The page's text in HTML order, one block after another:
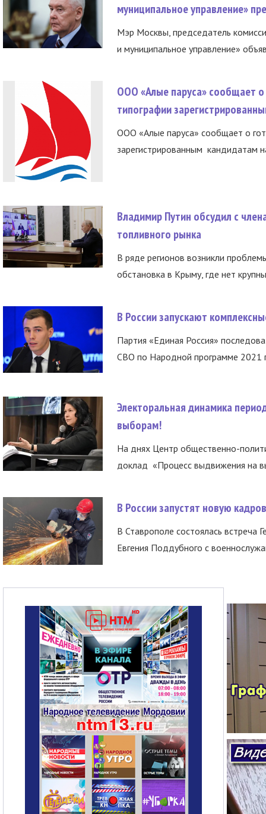
муниципальное управление»
Мэр Москвы, председатель
и муниципальное управление»
ООО «Алые паруса» сообщает о
типографии
ООО «Алые паруса» сообщает о
зарегистрированным кандидатам
Владимир Путин обсудил с
топливного рынка
В ряде регионов возникли
обстановка в Крыму, где нет
В России запускают
Партия «Единая Россия»
СВО по Народной программе 2021
Электоральная динамика
выборам!
На днях Центр общественно-
доклад «Процесс выдвижения на
В России запустят новую
В Ставрополе состоялась встреча
Евгения Поддубного с